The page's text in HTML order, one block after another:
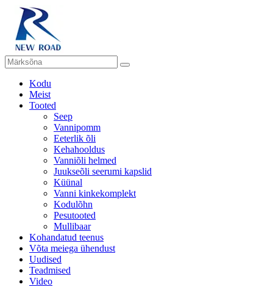
Kodu
Meist
Tooted
Seep
Vannipomm
Eeterlik õli
Kehahooldus
Vanniõli helmed
Juukseõli seerumi kapslid
Küünal
Vanni kinkekomplekt
Kodulõhn
Pesutooted
Mullibaar
Kohandatud teenus
Võta meiega ühendust
Uudised
Teadmised
Video